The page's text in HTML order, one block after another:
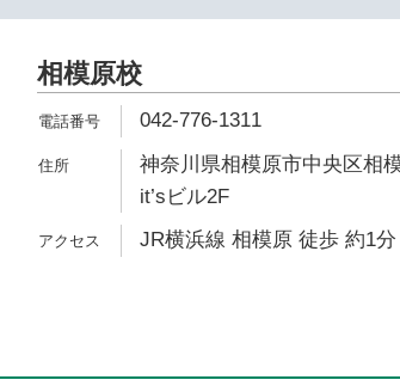
相模原校
042-776-1311
神奈川県相模原市中央区相
it’sビル2F
JR横浜線 相模原 徒歩 約1分